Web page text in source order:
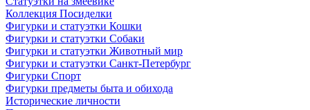
Коллекция Посиделки
Фигурки и статуэтки Кошки
Фигурки и статуэтки Собаки
Фигурки и статуэтки Животный мир
Фигурки и статуэтки Санкт-Петербург
Фигурки Спорт
Фигурки предметы быта и обихода
Исторические личности